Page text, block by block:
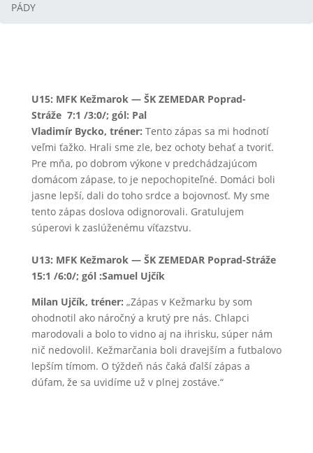
PÁDY
U15: MFK Kežmarok — ŠK ZEMEDAR Poprad-
Stráže 7:1 /3:0/; gól: Pal
Vladimír Bycko, tréner: Tento zápas sa mi hodnotí
veľmi ťažko. Hrali sme zle, bez ochoty behať a tvoriť.
Pre mňa, po dobrom výkone v predchádzajúcom
domácom zápase, to je nepochopiteľné. Domáci boli
jasne lepší, dali do toho srdce a bojovnosť. My sme
tento zápas doslova odignorovali. Gratulujem
súperovi k zaslúženému víťazstvu.
U13: MFK Kežmarok — ŠK ZEMEDAR Poprad-Stráže
15:1 /6:0/; gól :Samuel Ujčík
Milan Ujčík, tréner: „Zápas v Kežmarku by som
ohodnotil ako náročný a krutý pre nás. Chlapci
marodovali a bolo to vidno aj na ihrisku, súper nám
nič nedovolil. Kežmarčania boli dravejším a futbalovo
lepším tímom. O týždeň nás čaká ďalší zápas a
dúfam, že sa uvidíme už v plnej zostáve.“